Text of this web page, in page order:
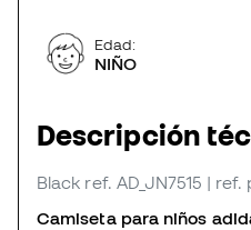
Edad:
NIÑO
Descripción
Black ref. AD_JN7515 | ref.
Camiseta para niños